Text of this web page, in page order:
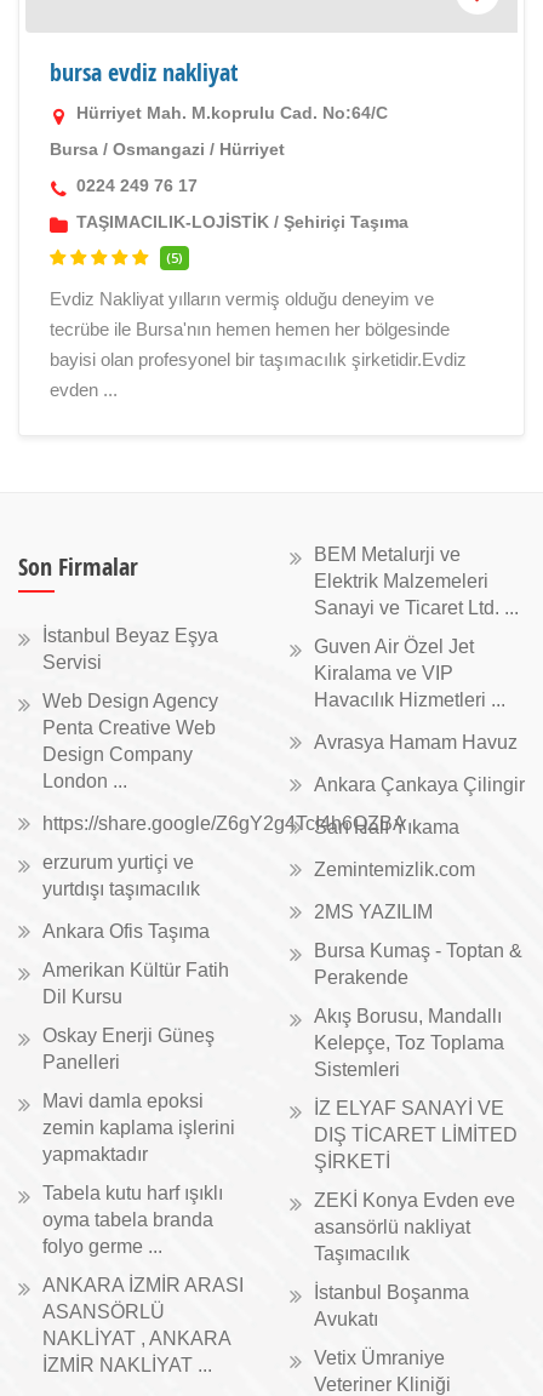
bursa evdiz nakliyat
Hürriyet Mah. M.koprulu Cad. No:64/C
Bursa / Osmangazi / Hürriyet
0224 249 76 17
TAŞIMACILIK-LOJİSTİK / Şehiriçi Taşıma
(5)
Evdiz Nakliyat yılların vermiş olduğu deneyim ve
tecrübe ile Bursa'nın hemen hemen her bölgesinde
bayisi olan profesyonel bir taşımacılık şirketidir.Evdiz
evden ...
Son Firmalar
İstanbul Beyaz Eşya
Servisi
Web Design Agency
Penta Creative Web
Design Company
London ...
https://share.google/Z6gY2g4TcI4h6QZBA
erzurum yurtiçi ve
yurtdışı taşımacılık
Ankara Ofis Taşıma
Amerikan Kültür Fatih
Dil Kursu
Oskay Enerji Güneş
Panelleri
Mavi damla epoksi
zemin kaplama işlerini
yapmaktadır
Tabela kutu harf ışıklı
oyma tabela branda
folyo germe ...
ANKARA İZMİR ARASI
ASANSÖRLÜ
NAKLİYAT , ANKARA
İZMİR NAKLİYAT ...
BEM Metalurji ve
Elektrik Malzemeleri
Sanayi ve Ticaret Ltd. ...
Guven Air Özel Jet
Kiralama ve VIP
Havacılık Hizmetleri ...
Avrasya Hamam Havuz
Ankara Çankaya Çilingir
Sarı Halı Yıkama
Zemintemizlik.com
2MS YAZILIM
Bursa Kumaş - Toptan &
Perakende
Akış Borusu, Mandallı
Kelepçe, Toz Toplama
Sistemleri
İZ ELYAF SANAYİ VE
DIŞ TİCARET LİMİTED
ŞİRKETİ
ZEKİ Konya Evden eve
asansörlü nakliyat
Taşımacılık
İstanbul Boşanma
Avukatı
Vetix Ümraniye
Veteriner Kliniği